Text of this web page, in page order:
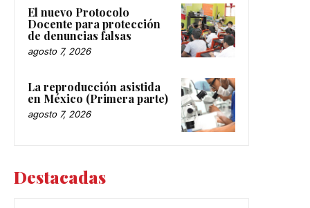
El nuevo Protocolo
Docente para protección
de denuncias falsas
agosto 7, 2026
La reproducción asistida
en México (Primera parte)
agosto 7, 2026
Destacadas